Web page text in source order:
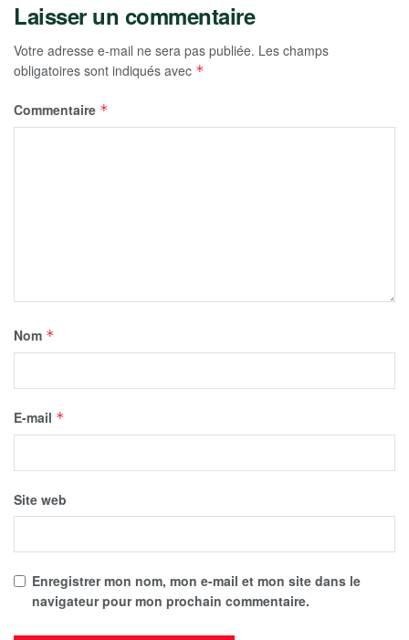
Laisser un commentaire
Votre adresse e-mail ne sera pas publiée. Les champs
obligatoires sont indiqués avec *
Commentaire *
Nom *
E-mail *
Site web
Enregistrer mon nom, mon e-mail et mon site dans le
navigateur pour mon prochain commentaire.